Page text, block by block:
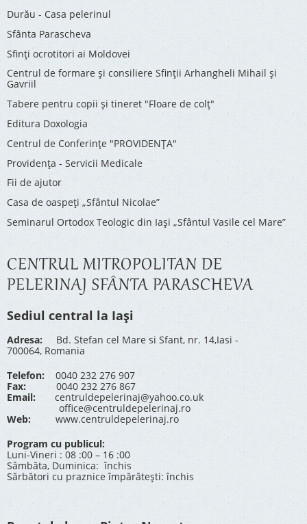
Durău - Casa pelerinul
Sfânta Parascheva
Sfinți ocrotitori ai Moldovei
Centrul de formare și consiliere Sfinții Arhangheli Mihail și
Gavriil
Tabere pentru copii şi tineret "Floare de colţ"
Editura Doxologia
Centrul de Conferinţe "PROVIDENŢA"
Providenţa - Servicii Medicale
Fii de ajutor
Casa de oaspeți „Sfântul Nicolae”
Seminarul Ortodox Teologic din Iași „Sfântul Vasile cel Mare”
CENTRUL MITROPOLITAN DE
PELERINAJ SFÂNTA PARASCHEVA
Sediul central la Iași
Adresa: Bd. Stefan cel Mare si Sfant, nr. 14,Iasi -
700064, Romania
Telefon: 0040 232 276 907
Fax: 0040 232 276 867
Email:
centruldepelerinaj@yahoo.co.uk
office@centruldepelerinaj.ro
Web:
www.centruldepelerinaj.ro
Program cu publicul:
Luni-Vineri : 08 :00 – 16 :00
Sâmbăta, Duminica: închis
Sărbători cu praznice împărătești: închis